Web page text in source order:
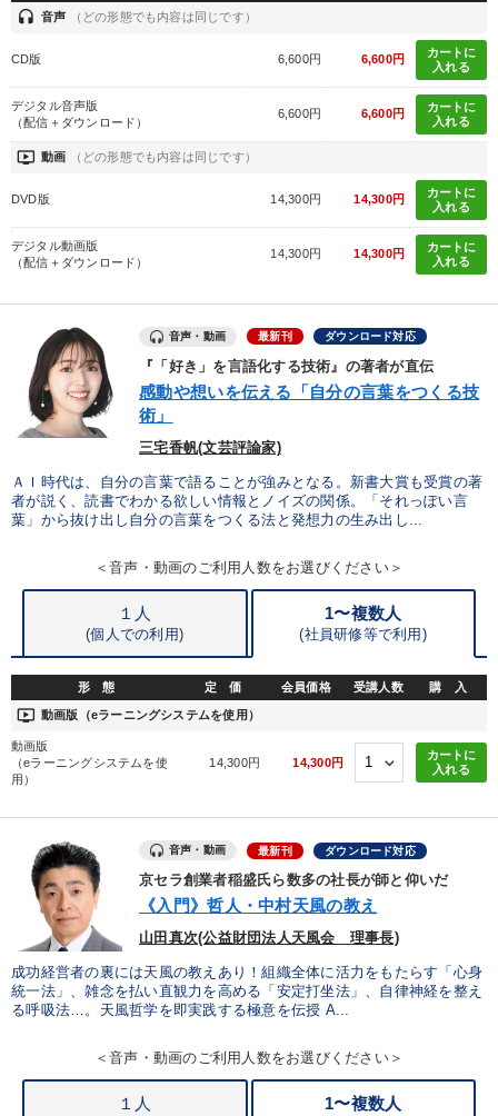
※「更新」を押すと「カテゴリー」「目的別」「キーワード」を更新いただけます。
local_offer タグから探す
すべての音声・動画（全2077タイトル）からお探しいただけます
タグ・キーワード
異発想 多様性・ダイバーシティ 老舗企業 営業
労務問題・リスク対策
話し方 コミュニケーション
ベンチャー デジタルマーケティング 企業文化
※「更新」を押すと「タグ・キーワード」を更新いただけます。
headset 音声 （どの形態でも内容は同じです）
CD版 6,600円 6,600円
カートに
入れる
デジタル音声版
（配信＋ダウンロード）
6,600円 6,600円
カートに
入れる
ondemand_video 動画 （どの形態でも内容は同じです）
DVD版 14,300円 14,300円
カートに
入れる
デジタル動画版
（配信＋ダウンロード）
14,300円 14,300円
カートに
入れる
音声・動画 最新刊 ダウンロード対応
『「好き」を言語化する技術』の著者が直伝
感動や想いを伝える「自分の言葉をつくる技
術」
三宅香帆(文芸評論家)
ＡＩ時代は、自分の言葉で語ることが強みとなる。新書大賞も受賞の著
者が説く、読書でわかる欲しい情報とノイズの関係。「それっぽい言
葉」から抜け出し自分の言葉をつくる法と発想力の生み出し...
＜音声・動画のご利用人数をお選びください＞
１人
(個人での利用)
1〜複数人
(社員研修等で利用)
形 態 定 価 会員価格 受講人数 購 入
ondemand_video 動画版（eラーニングシステムを使用）
動画版
（eラーニングシステムを使
用）
14,300円 14,300円
カートに
入れる
音声・動画 最新刊 ダウンロード対応
京セラ創業者稲盛氏ら数多の社長が師と仰いだ
《入門》哲人・中村天風の教え
山田真次(公益財団法人天風会 理事長)
成功経営者の裏には天風の教えあり！組織全体に活力をもたらす「心身
統一法」、雑念を払い直観力を高める「安定打坐法」、自律神経を整え
る呼吸法…。天風哲学を即実践する極意を伝授 A...
＜音声・動画のご利用人数をお選びください＞
１人 1〜複数人